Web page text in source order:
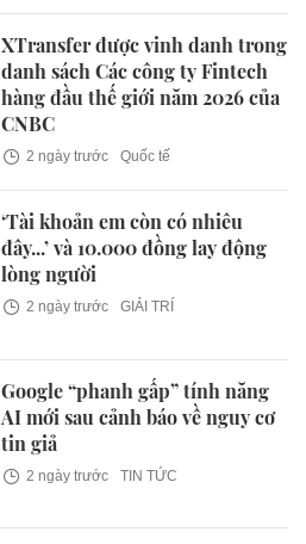
XTransfer được vinh danh trong
danh sách Các công ty Fintech
hàng đầu thế giới năm 2026 của
CNBC
2 ngày trước Quốc tế
‘Tài khoản em còn có nhiêu
đây...’ và 10.000 đồng lay động
lòng người
2 ngày trước GIẢI TRÍ
Google “phanh gấp” tính năng
AI mới sau cảnh báo về nguy cơ
tin giả
2 ngày trước TIN TỨC